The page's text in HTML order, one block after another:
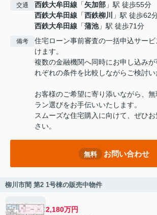
交通 西鉄大牟田線 「矢加部 」駅 徒歩55分
西鉄大牟田線 「西鉄柳川
」駅 徒歩62
西鉄大牟田線 「蒲池」駅 徒歩71分
備考
住宅ローン事前審査の一括申込サー
けます。
複数の金融機関へ同時にお申し込み
れぞれの条件を比較しながらご検討い
お客様のご希望に寄り添いながら、
ラン選びをお手伝いいたします。
スムーズな住宅購入に向けて、ぜひ
さい。
無料 お問い合わせ
柳川市間 第2 1号棟の販売中物件
2,180万円